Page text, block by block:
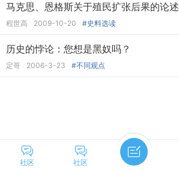
马克思、恩格斯关于殖民扩张后果的论述
程世高 2009-10-20 #史料选读
历史的悖论：您想是黑奴吗？
定哥 2006-3-23 #不同观点
社区 社区